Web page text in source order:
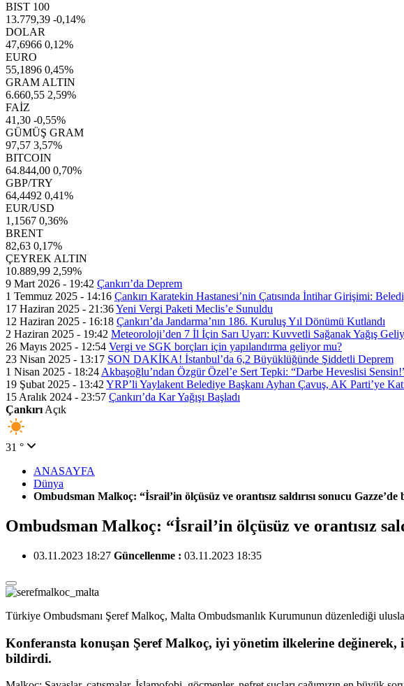
BIST 100
13.779,39 -0,14%
DOLAR
47,6966 0,12%
EURO
55,1896 0,45%
GRAM ALTIN
6.660,55 2,59%
FAİZ
41,30 -0,55%
GÜMÜŞ GRAM
97,57 3,57%
BITCOIN
64.844,00 0,70%
GBP/TRY
64,4492 0,41%
EUR/USD
1,1567 0,36%
BRENT
82,63 0,17%
ÇEYREK ALTIN
10.889,99 2,59%
9 Mart 2026 - 19:42 Çankırı’da Deprem
1 Temmuz 2025 - 14:16 Çankırı Karatekin Hastanesi’nin Çatısında İntihar Girişimi:
17 Haziran 2025 - 21:36Yeni Vergi Paketi Meclis’e Sunuldu
12 Haziran 2025 - 16:18 Çankırı’da Jandarma’nın 186. Kuruluş Yıl Dönümü Kutlandı
2 Haziran 2025 - 19:42 Meteoroloji’den 7 İl İçin Sarı Uyarı: Kuvvetli Sağanak Yağış
26 Mayıs 2025 - 12:54 Vergi ve SGK borçları için yapılandırma geliyor mu?
23 Nisan 2025 - 13:17 SON DAKİKA! İstanbul’da 6,2 Büyüklüğünde Şiddetli Deprem
1 Nisan 2025 - 18:24 Akbaşoğlu’ndan Özgür Özel’e Sert Tepki: “Darbe Heveslisi
19 Şubat 2025 - 13:42 YRP’li Yaylakent Belediye Başkanı Ayhan Çavuş, AK Parti’ye
15 Aralık 2024 - 23:57 Çankırı’da Kar Yağışı Başladı
Çankırı Açık
31 °
ANASAYFA
Dünya
Ombudsman Malkoç: “İsrail’in ölçüsüz ve orantısız saldırısı sonucu Gazze’de
Ombudsman Malkoç: “İsrail’in ölçüsüz ve orantısız
03.11.2023 18:27 Güncellenme : 03.11.2023 18:35
Türkiye Ombudsmanı Şeref Malkoç, Malta Ombudsmanlık Kurumunun düzenlediği
Konferansta konuşan Şeref Malkoç, iyi yönetim ilkelerine değinerek,
bildirdi.